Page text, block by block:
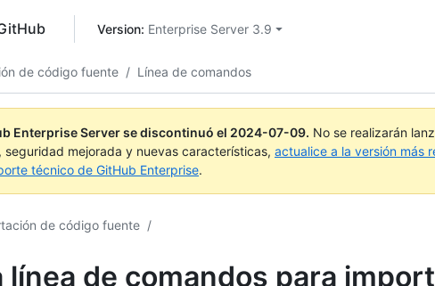
Version: Enterprise Server 3.9
de código fuente / Línea de comandos
Enterprise Server se discontinuó el 2024-07-09. No se realizarán
seguridad mejorada y nuevas características, actualice a la versión más
técnico de GitHub Enterprise.
de código fuente /
línea de comandos para